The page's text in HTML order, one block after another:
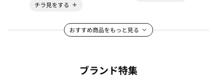
チラ見をする
おすすめ商品をもっと見る
ブランド特集